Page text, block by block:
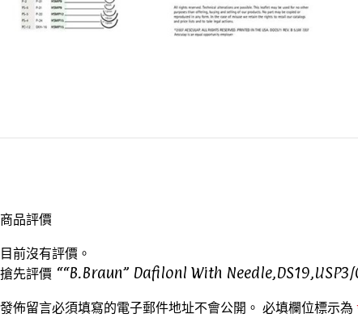
商品評價
目前沒有評價。
搶先評價 ““B.Braun” Dafilonl With
發佈留言必須填寫的電子郵件地址不會公開。 必填欄位標示為